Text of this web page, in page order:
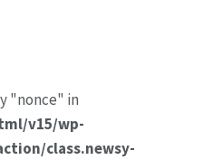
"nonce" in
v15/wp-
class.newsy-